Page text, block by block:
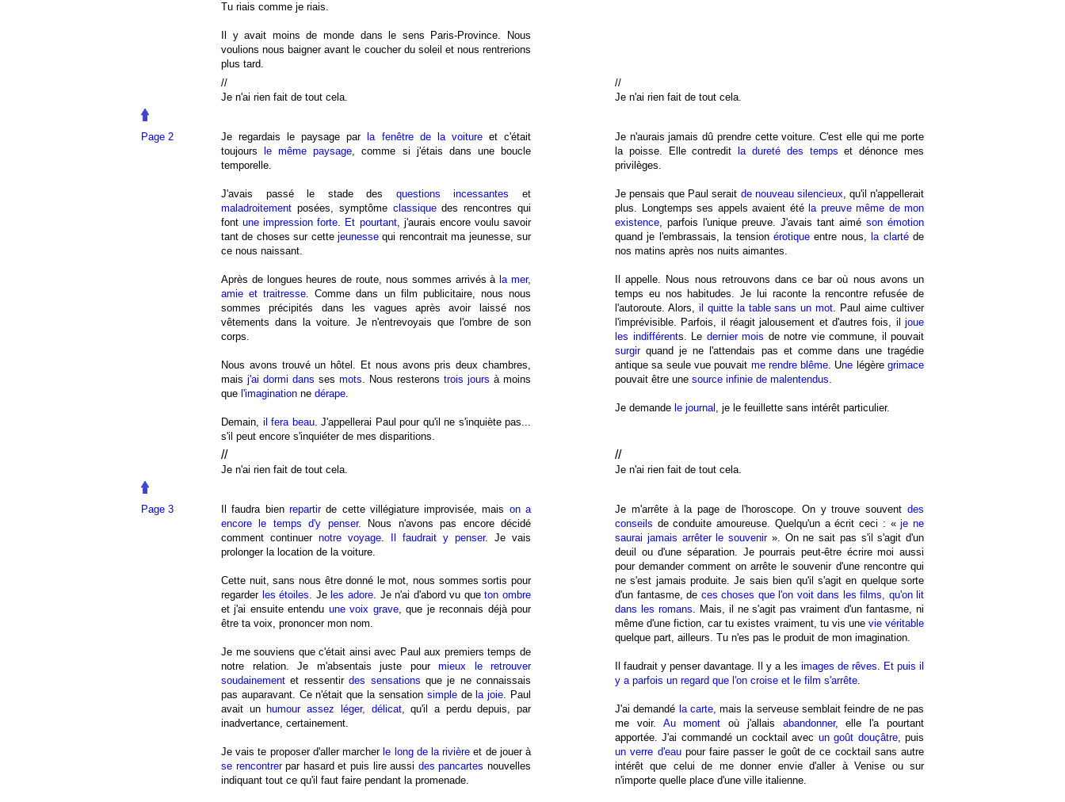
Tu riais comme je riais.
Il y avait moins de monde dans le sens Paris-Province. Nous
voulions nous baigner avant le coucher du soleil et nous rentrerions
plus tard.
//
Je n'ai rien fait de tout cela.
//
Je n'ai rien fait de tout cela.
Page 2 Je regardais le paysage par la fenêtre de la voitureet c'était
toujours
le même paysage, comme si j'étais dans une boucle
temporelle.
J'avais passé le stade des questions incessantes et
maladroitement posées, symptôme classiquedes rencontres qui
fontune impression forte. Et pourtant, j'aurais encore voulu savoir
tant de choses sur cette jeunesse qui rencontrait ma jeunesse, sur
ce nous naissant.
Après de longues heures de route, nous sommes arrivés à la mer,
amie et traitresse. Comme dans un film publicitaire, nous nous
sommes précipités dans les vagues après avoir laissé nos
vêtements dans la voiture. Je n'entrevoyais que l'ombre de son
corps.
Nous avons trouvé un hôtel. Et nous avons pris deux chambres,
mais j'ai dormi dans ses mots. Nous resterons trois jours à moins
que l'imagination ne dérape.
Demain, il fera beau. J'appellerai Paul pour qu'il ne s'inquiète pas...
s'il peut encore s'inquiéter de mes disparitions.
Je n'aurais jamais dû prendre cette voiture. C'est elle qui me porte
la poisse. Elle contredit
la dureté des temps et dénonce mes
privilèges.
Je pensais que Paul serait de nouveau silencieux, qu'il n'appellerait
plus. Longtemps ses appels avaient été la preuve même de mon
existence, parfois l'unique preuve. J'avais tant aimé son émotion
quand je l'embrassais, la tension érotique entre nous, la clartéde
nos matins après nos nuits aimantes.
Il appelle. Nous nous retrouvons dans ce bar où nous avons un
temps eu nos habitudes. Je lui raconte la rencontre refusée de
l'autoroute. Alors, il quitte la table sans un mot. Paul aime cultiver
l'imprévisible. Parfois, il réagit jalousement et d'autres fois, il joue
les indifférents. Le dernier mois de notre vie commune, il pouvait
surgirquand je ne l'attendais pas et comme dans une tragédie
antique sa seule vue pouvait me rendre blême. Une légèregrimace
pouvait être une source infinie de malentendus.
Je demande le journal , je le feuillette sans intérêt particulier.
//
Je n'ai rien fait de tout cela.
//
Je n'ai rien fait de tout cela.
Page 3 Il faudra bien repartirde cette villégiature improvisée, mais on a
encore le temps d'y penser. Nous n'avons pas encore décidé
comment continuer notre voyage. Il faudrait y penser. Je vais
prolonger la location de la voiture.
Cette nuit, sans nous être donné le mot, nous sommes sortis pour
regarder les étoiles. Je les adore. Je n'ai d'abord vu queton ombre
et j'ai ensuite entendu une voix grave, que je reconnais déjà pour
être ta voix, prononcer mon nom.
Je me souviens que c'était ainsi avec Paul aux premiers temps de
notre relation. Je m'absentais juste pour mieux le retrouver
soudainement et ressentirdes sensations que je ne connaissais
pas auparavant. Ce n'était que la sensation simplede la joie. Paul
avait un humour assez léger, délicat, qu'il a perdu depuis, par
inadvertance, certainement.
Je vais te proposer d'aller marcher le long de la rivière et de jouer à
se rencontrerpar hasard et puis lire aussi des pancartes nouvelles
indiquant tout ce qu'il faut faire pendant la promenade.
Je m'arrête à la page de l'horoscope. On y trouve souvent des
conseils de conduite amoureuse. Quelqu'un a écrit ceci : «je ne
saurai jamais arrêter le souvenir». On ne sait pas s'il s'agit d'un
deuil ou d'une séparation. Je pourrais peut-être écrire moi aussi
pour demander comment on arrête le souvenir d'une rencontre qui
ne s'est jamais produite. Je sais bien qu'il s'agit en quelque sorte
d'un fantasme, de ces choses que l'on voit dans les films, qu'on lit
dans les romans. Mais, il ne s'agit pas vraiment d'un fantasme, ni
même d'une fiction, car tu existes vraiment, tu vis une vie véritable
quelque part, ailleurs. Tu n'es pas le produit de mon imagination.
Il faudrait y penser davantage. Il y a les images de rêves. Et puis il
y a parfois un regard que l'on croise et le film s'arrête.
J'ai demandé la carte, mais la serveuse semblait feindre de ne pas
me voir. Au moment où j'allais abandonner, elle l'a pourtant
apportée. J'ai commandé un cocktail avec un goût douçâtre, puis
un verre d'eau pour faire passer le goût de ce cocktail sans autre
intérêt que celui de me donner envie d'aller à Venise ou sur
n'importe quelle place d'une ville italienne.